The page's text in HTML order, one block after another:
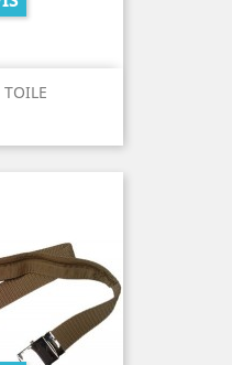
TOILE